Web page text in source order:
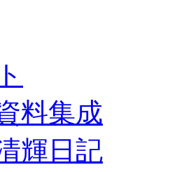
料集成
輝日記